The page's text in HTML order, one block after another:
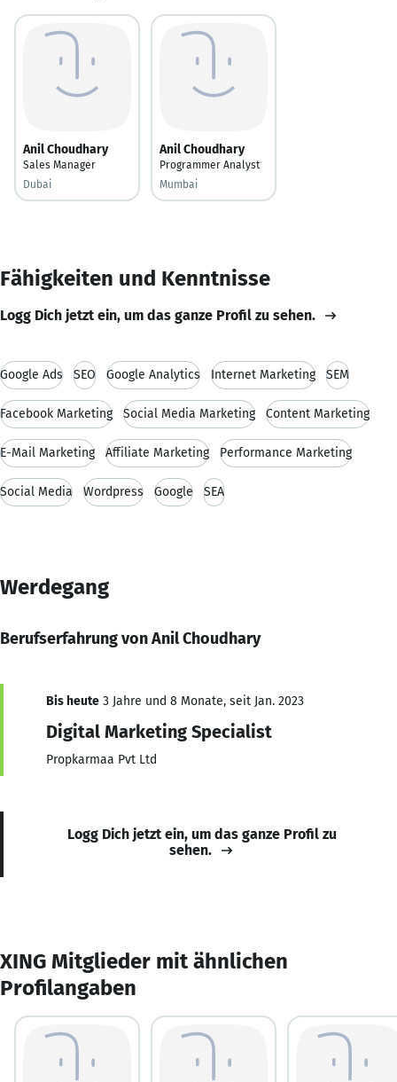
Anil Choudhary
Sales Manager
Dubai
Anil Choudhary
Programmer Analyst
Mumbai
Fähigkeiten und Kenntnisse
Logg Dich jetzt ein, um das ganze Profil zu sehen.
Google Ads SEO Google Analytics Internet Marketing SEM
Facebook Marketing Social Media Marketing Content Marketing
E-Mail Marketing Affiliate Marketing Performance Marketing
Social Media Wordpress Google SEA
Werdegang
Berufserfahrung von Anil Choudhary
Bis heute 3 Jahre und 8 Monate, seit Jan. 2023
Digital Marketing Specialist
Propkarmaa Pvt Ltd
Logg Dich jetzt ein, um das ganze Profil zu
sehen.
XING Mitglieder mit ähnlichen
Profilangaben